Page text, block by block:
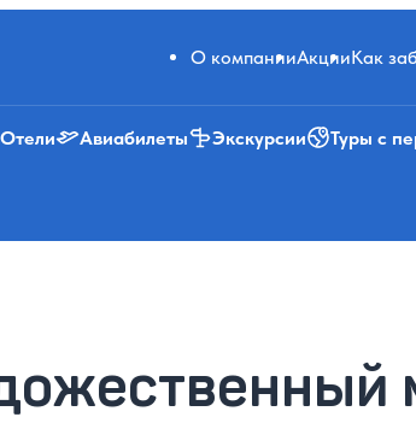
О компанииАкцииКак
Отели Авиабилеты Экскурсии Туры с